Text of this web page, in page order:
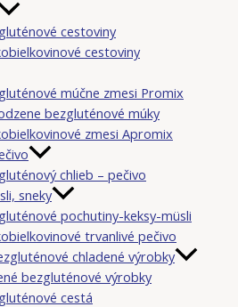
cestoviny
cestoviny
múčne zmesi Promix
bezgluténové múky
zmesi Apromix
chlieb – pečivo
sneky
pochutiny-keksy-müsli
trvanlivé pečivo
chladené výrobky
bezgluténové výrobky
cestá